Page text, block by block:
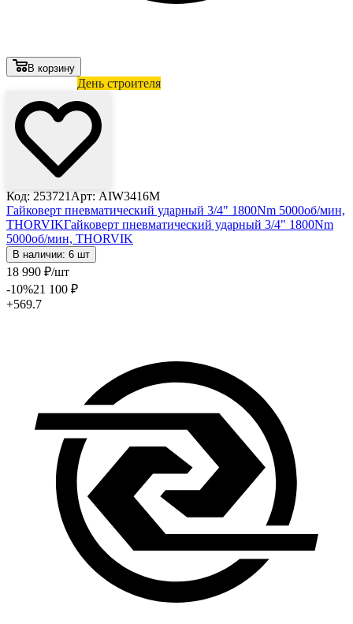
В корзину
День строителя
Код: 253721 Арт: AIW3416M
Гайковерт пневматический ударный 3/4" 1800Nm 5000об/мин,
THORVIKГайковерт пневматический ударный 3/4" 1800Nm
5000об/мин, THORVIK
В наличии: 6 шт
18 990 ₽/шт
-10%21 100 ₽
+569.7